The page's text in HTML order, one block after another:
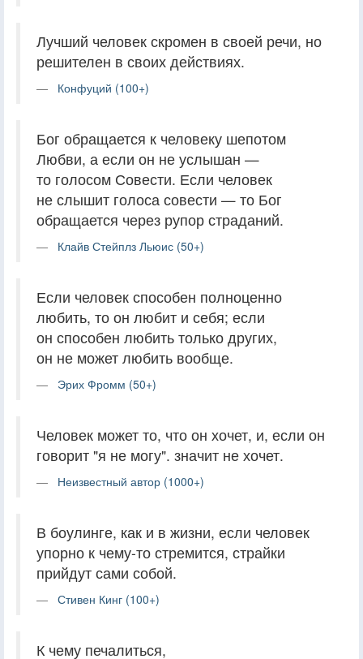
Лучший человек скромен в своей речи, но
решителен в своих действиях.
Конфуций (100+)
Бог обращается к человеку шепотом
Любви, а если он не услышан —
то голосом Совести. Если человек
не слышит голоса совести — то Бог
обращается через рупор страданий.
Клайв Стейплз Льюис (50+)
Если человек способен полноценно
любить, то он любит и себя; если
он способен любить только других,
он не может любить вообще.
Эрих Фромм (50+)
Человек может то, что он хочет, и, если он
говорит "я не могу". значит не хочет.
Неизвестный автор (1000+)
В боулинге, как и в жизни, если человек
упорно к чему-то стремится, страйки
прийдут сами собой.
Стивен Кинг (100+)
К чему печалиться,